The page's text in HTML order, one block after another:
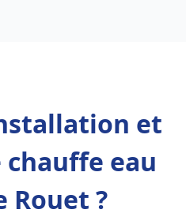
et
eau
Rouet ?